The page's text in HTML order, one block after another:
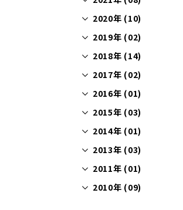
2020年 (10)
2019年 (02)
2018年 (14)
2017年 (02)
2016年 (01)
2015年 (03)
2014年 (01)
2013年 (03)
2011年 (01)
2010年 (09)